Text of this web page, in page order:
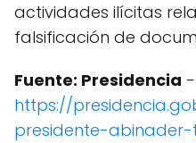
actividades ilícitas
falsificación de
Fuente: Presidencia -
https://
presidente-